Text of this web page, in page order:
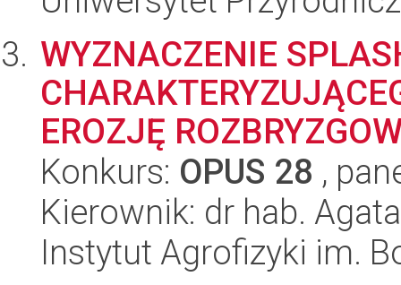
WYZNACZENIE
EROZJĘ
Konkurs: OPUS 28 ,
Kierownik: dr hab.
Instytut Agrofizyki im.